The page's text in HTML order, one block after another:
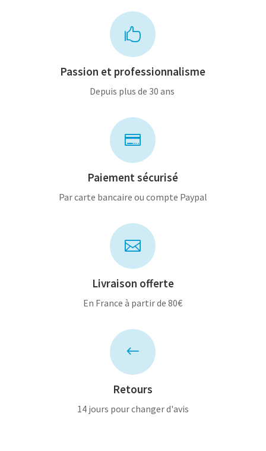

Passion et professionnalisme
Depuis plus de 30 ans

Paiement sécurisé
Par carte bancaire ou compte Paypal

Livraison offerte
En France à partir de 80€
#
Retours
14 jours pour changer d'avis